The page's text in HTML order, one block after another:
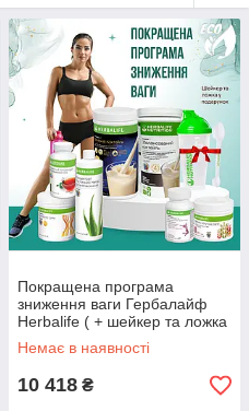
Покращена програма
зниження ваги Гербалайф
Herbalife ( + шейкер та ложка
у подарунок )
Немає в наявності
10 418 ₴